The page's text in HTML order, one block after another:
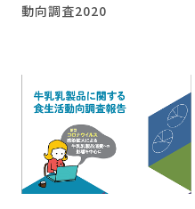
動向調査2020